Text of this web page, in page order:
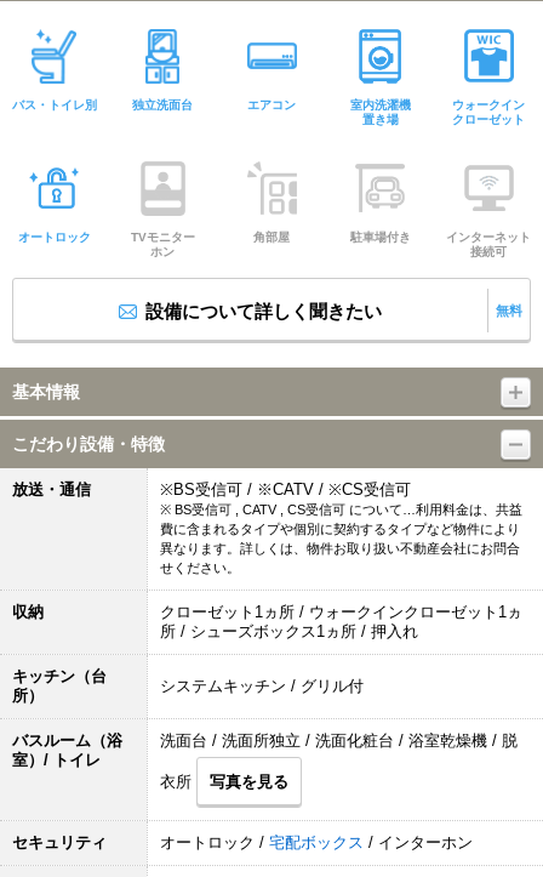
バス・トイレ別 独立洗面台 エアコン
室内洗濯機
置き場
ウォークイン
クローゼット
オートロック
TVモニター
ホン
角部屋 駐車場付き
インターネット
接続可
設備について詳しく聞きたい 無料
基本情報
こだわり設備・特徴
放送・通信 ※BS受信可 / ※CATV / ※CS受信可
※ BS受信可 , CATV , CS受信可 について…利用料金は、共益
費に含まれるタイプや個別に契約するタイプなど物件により
異なります。詳しくは、物件お取り扱い不動産会社にお問合
せください。
収納
クローゼット1ヵ所 / ウォークインクローゼット1ヵ
所 / シューズボックス1ヵ所 / 押入れ
キッチン（台
所）
システムキッチン / グリル付
バスルーム（浴
室）/ トイレ
洗面台 / 洗面所独立 / 洗面化粧台 / 浴室乾燥機 / 脱
衣所 写真を見る
セキュリティ オートロック / 宅配ボックス / インターホン